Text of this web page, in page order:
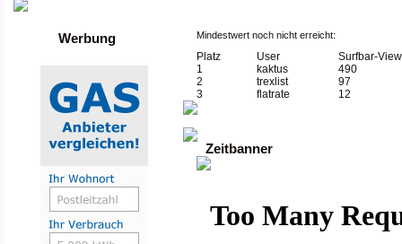
Werbung Mindestwert noch nicht erreicht:
Platz User
Surfbar-
1
kaktus
490
2
trexlist
97
3
flatrate 12
Zeitbanner